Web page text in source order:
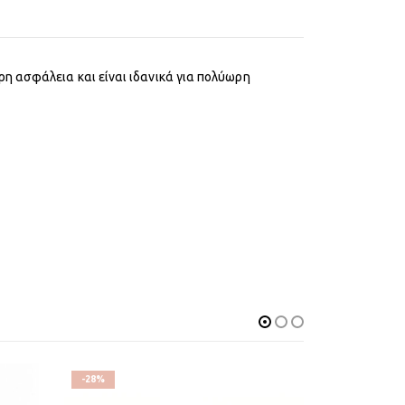
ασφάλεια και είναι ιδανικά για πολύωρη
-28%